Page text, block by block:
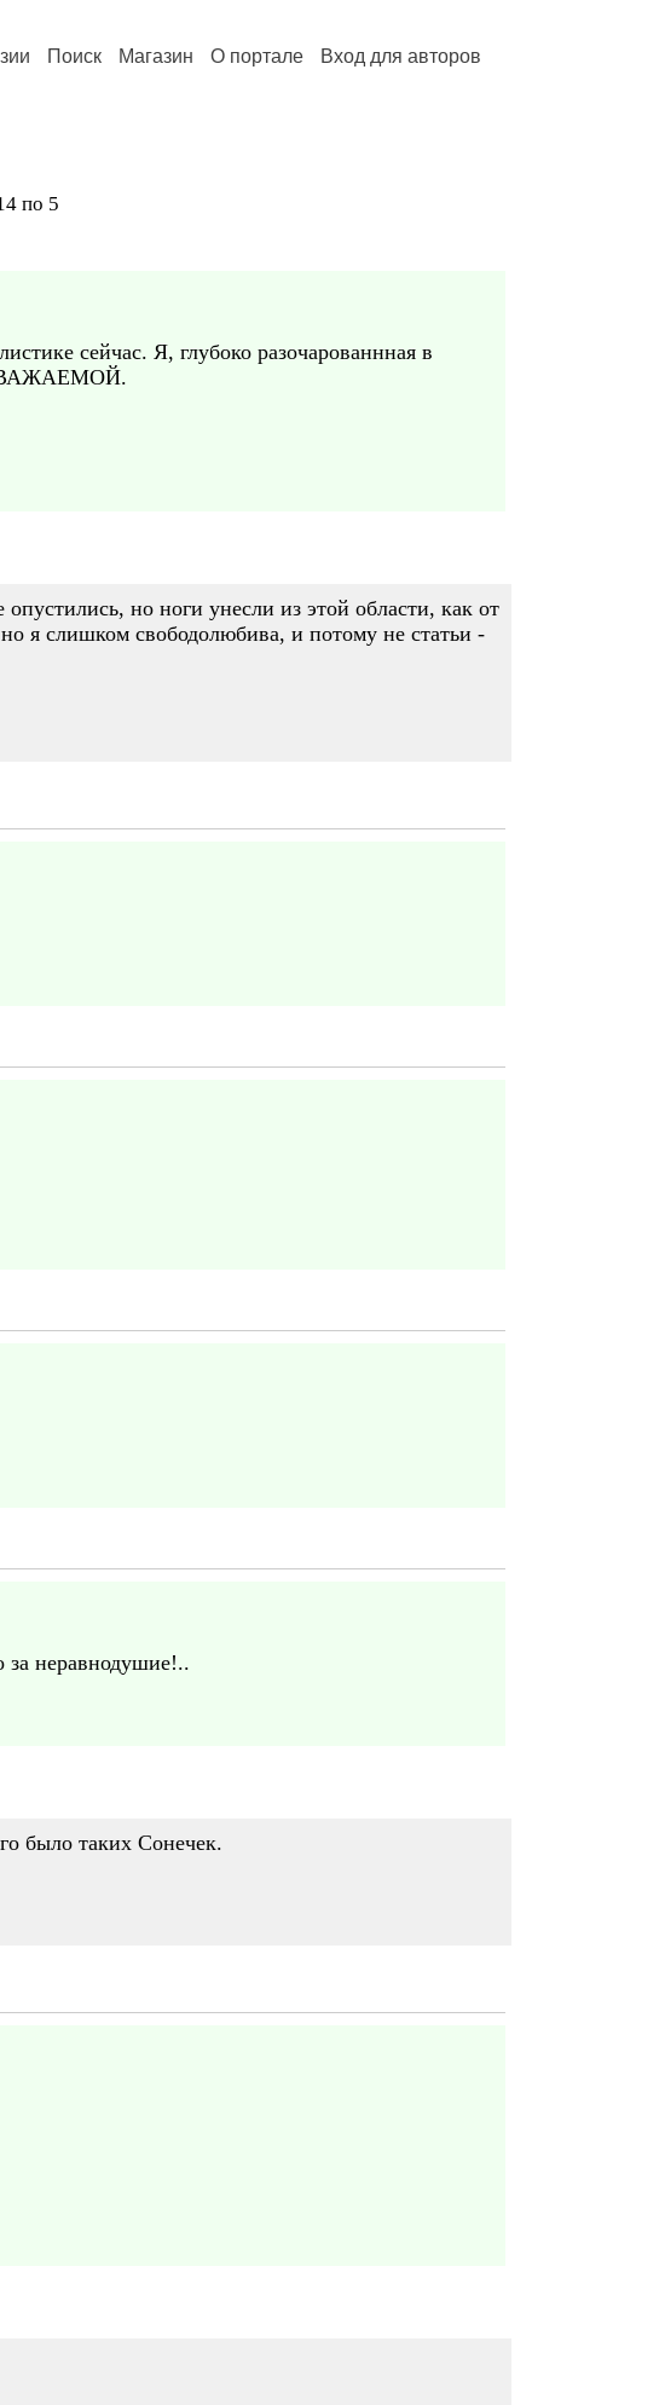
Поиск Магазин О портале Вход для авторов
по 5
сейчас. Я, глубоко разочарованнная в
УВАЖАЕМОЙ.
но ноги унесли из этой области, как от
я слишком свободолюбива, и потому не статьи -
неравнодушие!..
было таких Сонечек.